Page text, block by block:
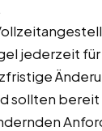
jederzeit
sollten bereit